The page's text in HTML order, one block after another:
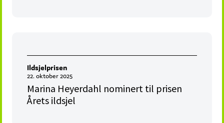
Ildsjelprisen
22. oktober 2025
Marina Heyerdahl nominert til prisen
Årets ildsjel